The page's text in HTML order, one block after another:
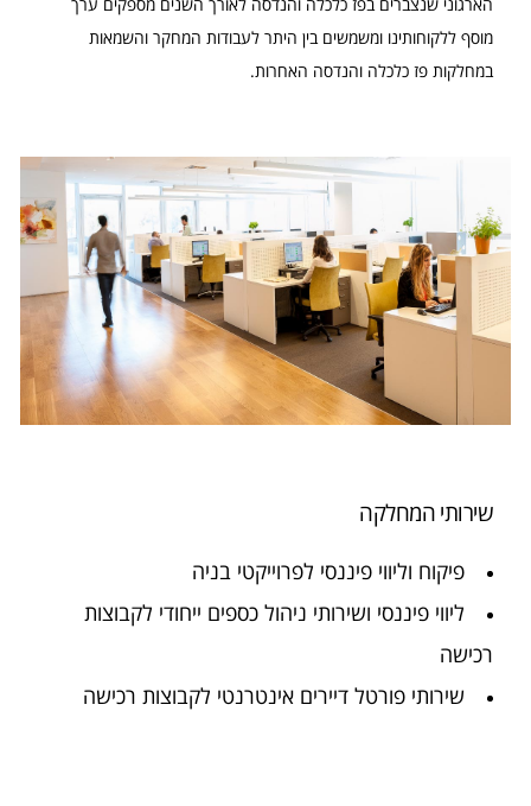
הארגוני שנצברים בפז כלכלה והנדסה לאורך השנים מספקים ערך
מוסף ללקוחותינו ומשמשים בין היתר לעבודות המחקר והשמאות
במחלקות פז כלכלה והנדסה האחרות.
שירותי המחלקה
פיקוח וליווי פיננסי לפרוייקטי בניה
ליווי פיננסי ושירותי ניהול כספים ייחודי לקבוצות
רכישה
שירותי פורטל דיירים אינטרנטי לקבוצות רכישה